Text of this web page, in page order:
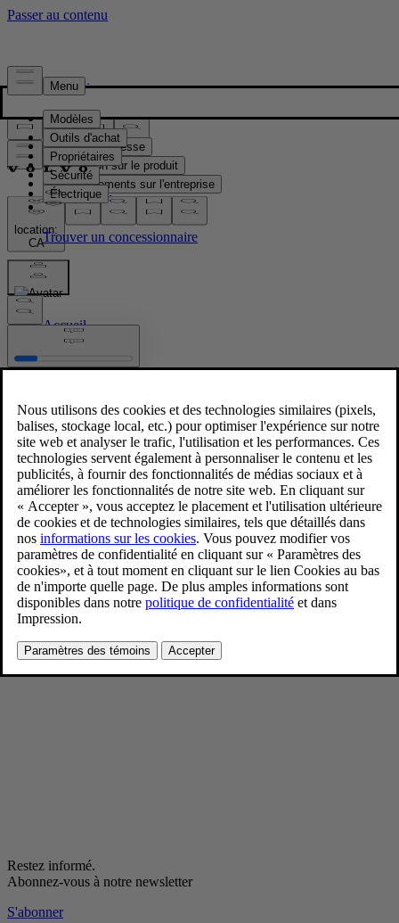
Presse & Médias
Matériel de presse
Information sur le produit
Renseignements sur l'entreprise
Contacts médias
location:
CA
Images
Accueil
New Volvo XC90 B5 - exterior
11/26/2024
Favoris
Partager
Télécharger
New Volvo XC90 B5 - exterior
Pour consulter toute l’information sur les droits d’auteur, cliquez ici